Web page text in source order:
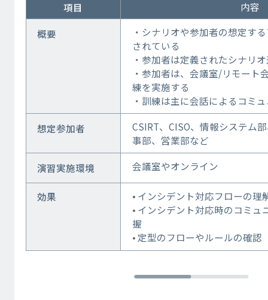
項目 内容
概要
・シナリオや参加者の想定す
されている
・参加者は定義されたシナリ
・参加者は、会議室/リモート
練を実施する
・訓練は主に会話によるコミ
想定参加者
CSIRT、CISO、情報システム
事部、営業部など
演習実施環境 会議室やオンライン
効果
• インシデント対応フローの理
• インシデント対応時のコミ
握
• 定型のフローやルールの確認